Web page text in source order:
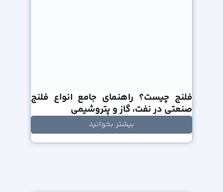
فلنج چیست؟ راهنمای جامع انواع فلنج
صنعتی در نفت، گاز و پتروشیمی
بیشتر بخوانید